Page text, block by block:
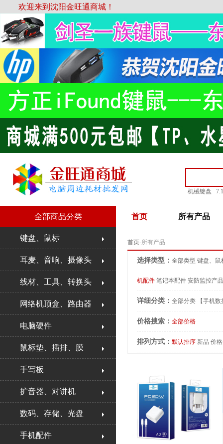
欢迎来到沈阳金旺通商城！
机械键盘
首页 所有产品
全部商品分类
键盘、鼠标
耳麦、音响、摄像头
线材、工具、转换头
网络机顶盒、路由器
电脑硬件
鼠标垫、插排、膜
手写板
扩音器、对讲机
数码、存储、光盘
手机配件
首页-所有产品
选择类型： 全部类型 键盘、鼠
机配件 笔记本配件 安防监控产品
详细分类： 全部分类 【手机
价格搜索： 全部价格
排列方式： 默认排序 新品 价